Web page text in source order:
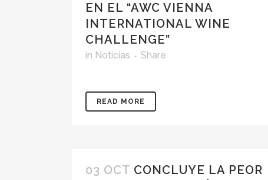
EN EL “AWC VIENNA
INTERNATIONAL WINE
CHALLENGE”
in Noticias Share
READ MORE
03 OCT CONCLUYE LA PEOR